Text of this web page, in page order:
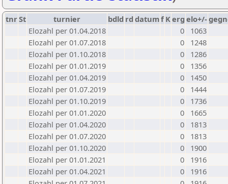
tnrSt turnier bdld rd datumf Kerg elo+/-
Elozahl per 01.04.2018
0
1063
Elozahl per 01.07.2018
0
1248
Elozahl per 01.10.2018
0
1286
Elozahl per 01.01.2019
0
1356
Elozahl per 01.04.2019
0
1450
Elozahl per 01.07.2019
0
1444
Elozahl per 01.10.2019
0
1736
Elozahl per 01.01.2020
0
1665
Elozahl per 01.04.2020
0
1813
Elozahl per 01.07.2020
0
1813
Elozahl per 01.10.2020
0
1900
Elozahl per 01.01.2021
0
1916
Elozahl per 01.04.2021
0
1916